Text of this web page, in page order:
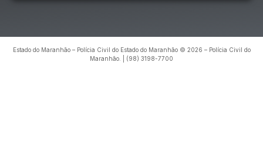
Estado do Maranhão – Polícia Civil do Estado do Maranhão © 2026 – Polícia Civil do
Maranhão. | (98) 3198-7700